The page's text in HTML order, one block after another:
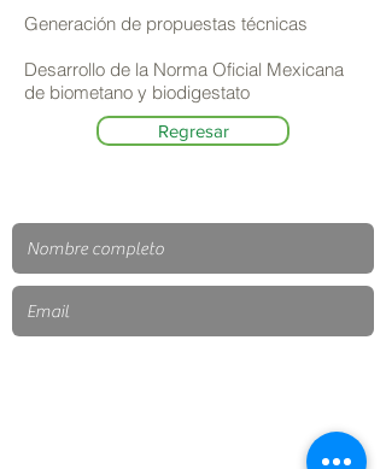
Generación de propuestas técnicas
Desarrollo de la Norma Oficial Mexicana
de biometano y biodigestato
Regresar